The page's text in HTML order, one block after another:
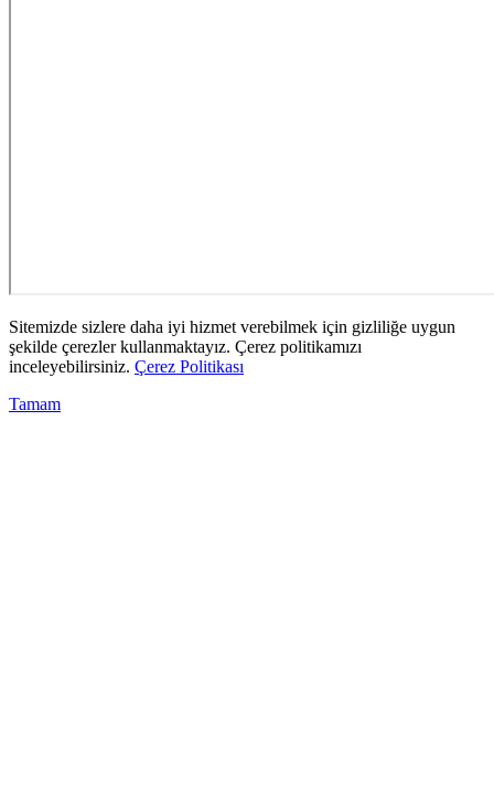
Sitemizde sizlere daha iyi hizmet verebilmek için gizliliğe uygun
şekilde çerezler kullanmaktayız. Çerez politikamızı
inceleyebilirsiniz. Çerez Politikası
Tamam